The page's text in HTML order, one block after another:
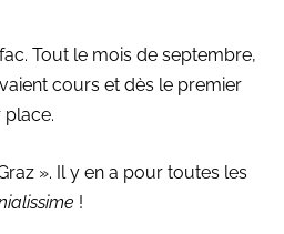
Tout le mois de septembre,
cours et dès le premier
place.
». Il y en a pour toutes les
!